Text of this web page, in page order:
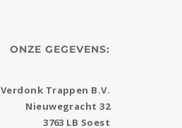
ONZE GEGEVENS:
Verdonk Trappen B.V.
Nieuwegracht 32
3763 LB Soest